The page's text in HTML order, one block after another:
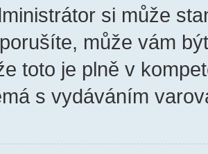
si může
může vám
toto je plně v
s vydáváním